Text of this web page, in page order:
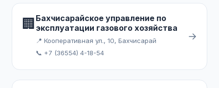
🏢 Бахчисарайское управление по
эксплуатации газового хозяйства
📍 Кооперативная ул., 10, Бахчисарай
📞 +7 (36554) 4-18-54
→